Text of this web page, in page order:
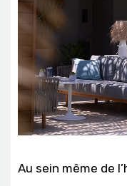
Au sein même de